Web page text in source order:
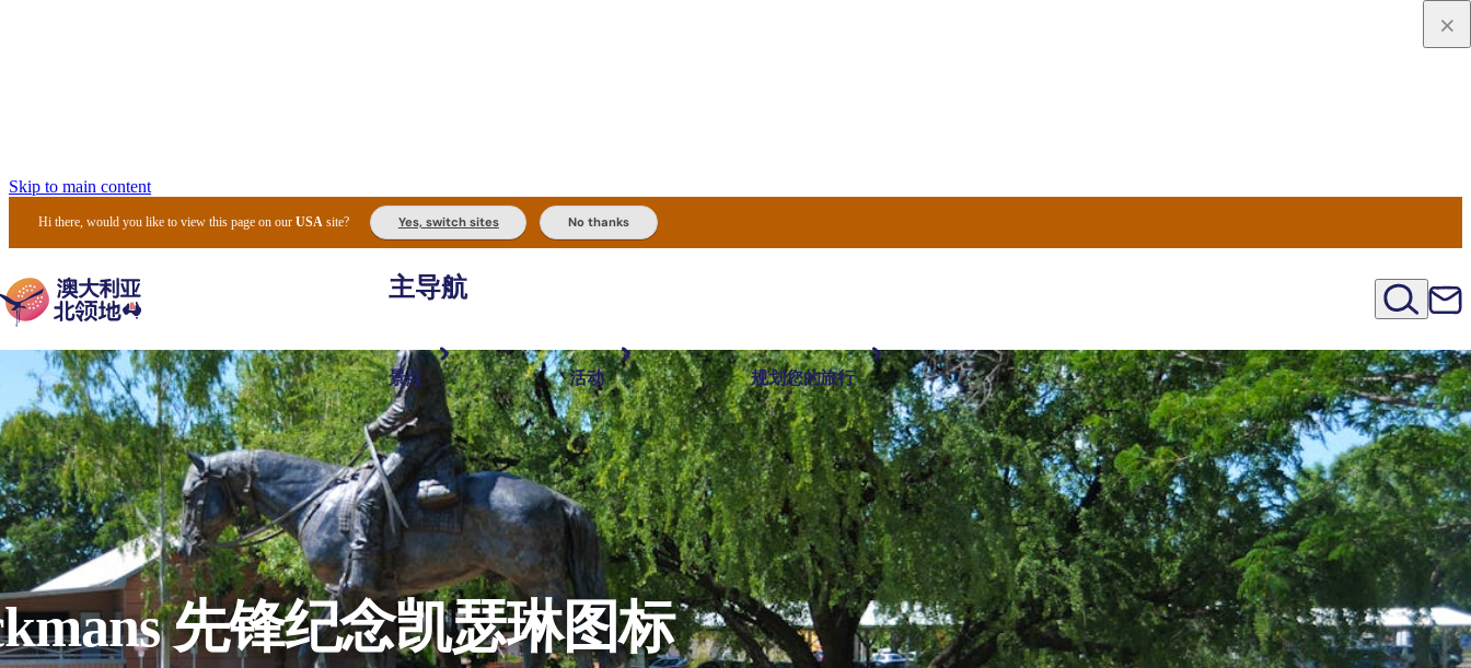
Skip to main content
Hi there, would you like to view this page on ourUSA site? Yes, switch sites No thanks
主导航
景点
最受欢迎目的地 内陆和户外 按地区探索
活动
体验 旅行者类型 精选榜单
规划您的旅行
规划和预订 实用信息 规划工具
搜索:
先锋纪念凯瑟琳图标